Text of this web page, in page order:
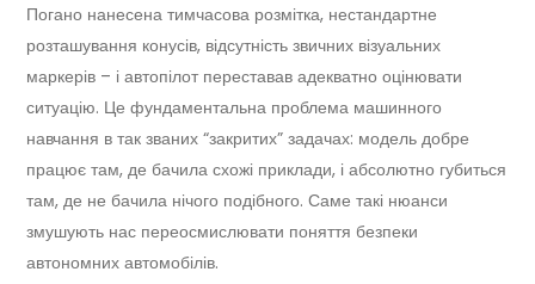
Погано нанесена тимчасова розмітка, нестандартне
розташування конусів, відсутність звичних візуальних
маркерів – і автопілот переставав адекватно оцінювати
ситуацію. Це фундаментальна проблема машинного
навчання в так званих “закритих” задачах: модель добре
працює там, де бачила схожі приклади, і абсолютно губиться
там, де не бачила нічого подібного. Саме такі нюанси
змушують нас переосмислювати поняття безпеки
автономних автомобілів.